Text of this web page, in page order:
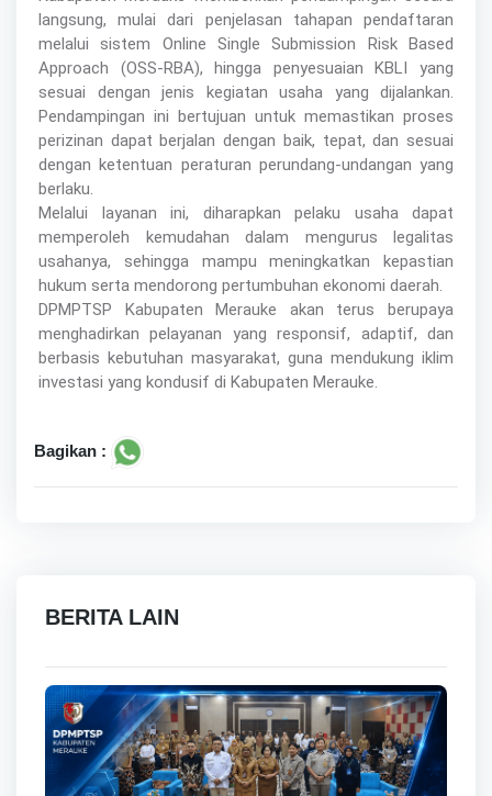
langsung, mulai dari penjelasan tahapan pendaftaran
melalui sistem Online Single Submission Risk Based
Approach (OSS-RBA), hingga penyesuaian KBLI yang
sesuai dengan jenis kegiatan usaha yang dijalankan.
Pendampingan ini bertujuan untuk memastikan proses
perizinan dapat berjalan dengan baik, tepat, dan sesuai
dengan ketentuan peraturan perundang-undangan yang
berlaku.
Melalui layanan ini, diharapkan pelaku usaha dapat
memperoleh kemudahan dalam mengurus legalitas
usahanya, sehingga mampu meningkatkan kepastian
hukum serta mendorong pertumbuhan ekonomi daerah.
DPMPTSP Kabupaten Merauke akan terus berupaya
menghadirkan pelayanan yang responsif, adaptif, dan
berbasis kebutuhan masyarakat, guna mendukung iklim
investasi yang kondusif di Kabupaten Merauke.
Bagikan :
BERITA LAIN